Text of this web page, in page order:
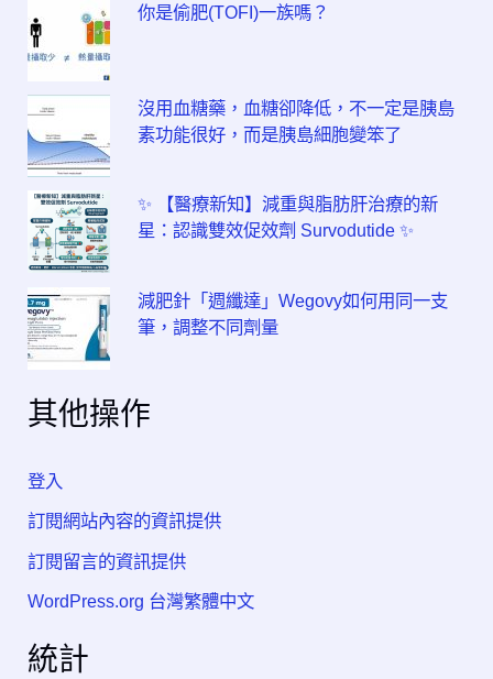
你是偷肥(TOFI)一族嗎？
沒用血糖藥，血糖卻降低，不一定是胰島
素功能很好，而是胰島細胞變笨了
✨ 【醫療新知】減重與脂肪肝治療的新
星：認識雙效促效劑 Survodutide ✨
減肥針「週纖達」Wegovy如何用同一支
筆，調整不同劑量
其他操作
登入
訂閱網站內容的資訊提供
訂閱留言的資訊提供
WordPress.org 台灣繁體中文
統計